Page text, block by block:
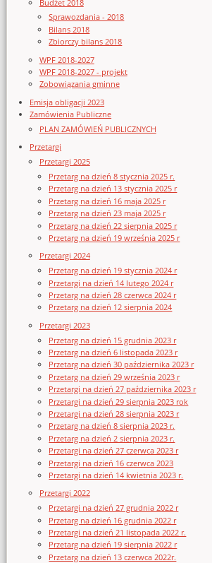
Budżet 2018
Sprawozdania - 2018
Bilans 2018
Zbiorczy bilans 2018
WPF 2018-2027
WPF 2018-2027 - projekt
Zobowiązania gminne
Emisja obligacji 2023
Zamówienia Publiczne
PLAN ZAMÓWIEŃ PUBLICZNYCH
Przetargi
Przetargi 2025
Przetarg na dzień 8 stycznia 2025 r.
Przetarg na dzień 13 stycznia 2025 r
Przetarg na dzień 16 maja 2025 r
Przetarg na dzień 23 maja 2025 r
Przetarg na dzień 22 sierpnia 2025 r
Przetarg na dzień 19 września 2025 r
Przetargi 2024
Przetarg na dzień 19 stycznia 2024 r
Przetargi na dzień 14 lutego 2024 r
Przetarg na dzień 28 czerwca 2024 r
Przetarg na dzień 12 sierpnia 2024
Przetargi 2023
Przetarg na dzień 15 grudnia 2023 r
Przetarg na dzień 6 listopada 2023 r
Przetarg na dzień 30 października 2023 r
Przetarg na dzień 29 września 2023 r
Przetargi na dzień 27 października 2023 r
Przetargi na dzień 29 sierpnia 2023 rok
Przetargi na dzień 28 sierpnia 2023 r
Przetarg na dzień 8 sierpnia 2023 r.
Przetarg na dzień 2 sierpnia 2023 r.
Przetargi na dzień 27 czerwca 2023 r
Przetargi na dzień 16 czerwca 2023
Przetargi na dzień 14 kwietnia 2023 r.
Przetargi 2022
Przetargi na dzień 27 grudnia 2022 r
Przetarg na dzień 16 grudnia 2022 r
Przetargi na dzień 21 listopada 2022 r.
Przetarg na dzień 19 sierpnia 2022 r
Przetarg na dzień 13 czerwca 2022r.